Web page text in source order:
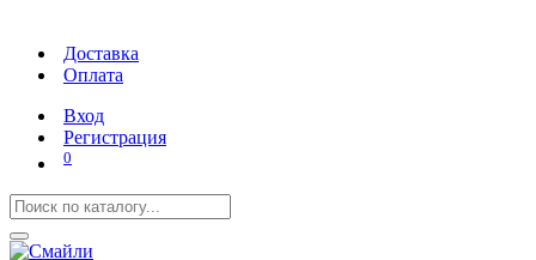
Доставка
Оплата
Вход
Регистрация
0